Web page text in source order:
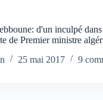
d'un inculpé
de Premier ministre
25 mai 2017 9